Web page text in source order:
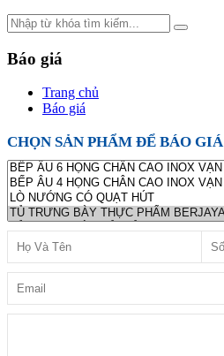
Báo giá
Trang chủ
Báo giá
CHỌN SẢN PHẨM ĐỂ BÁO GIÁ